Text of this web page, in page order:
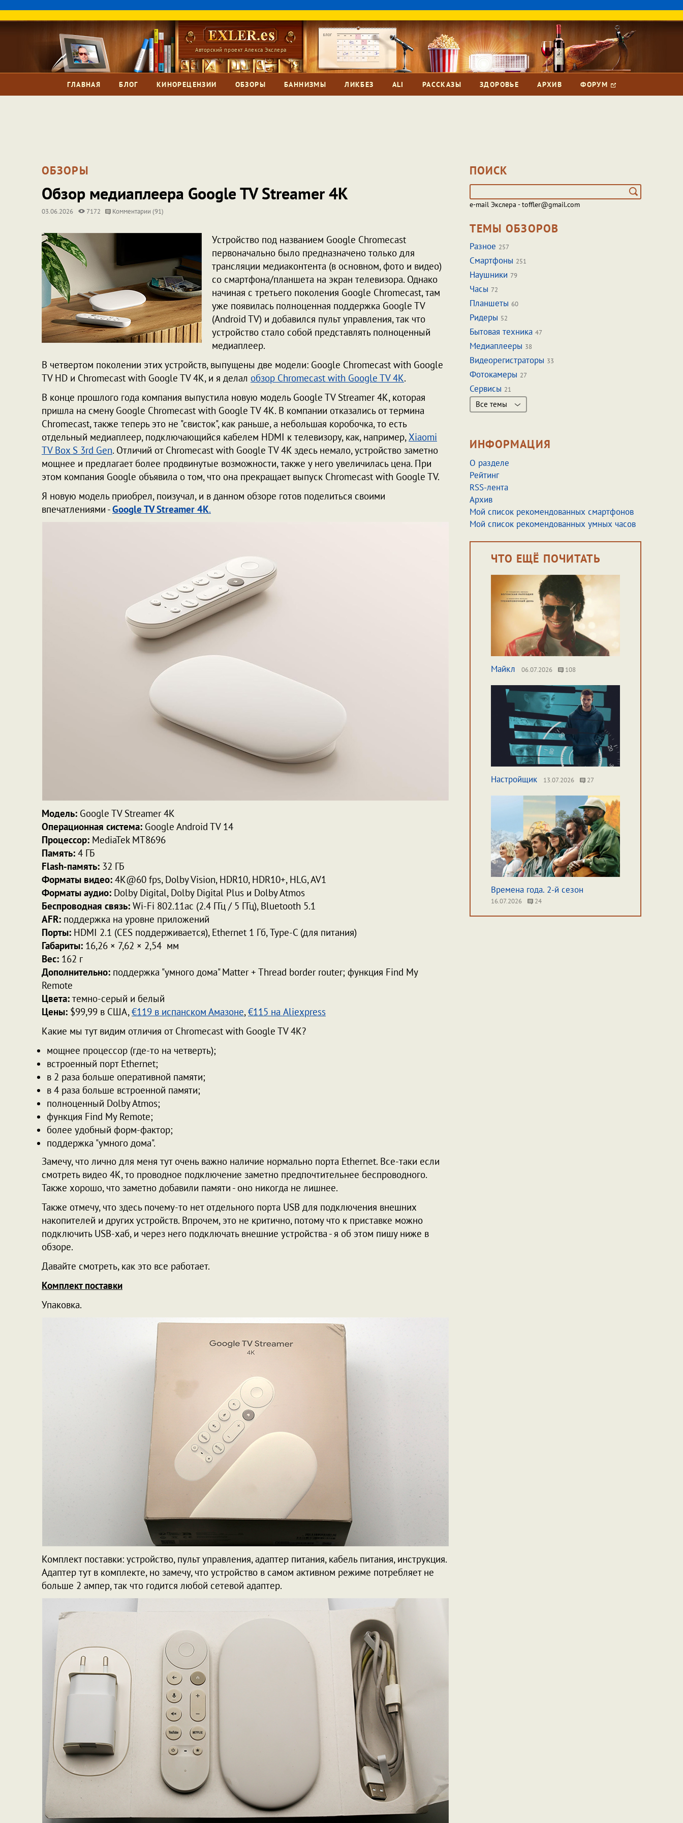
Авторский проект Алекса Экслера
ГЛАВНАЯ БЛОГ КИНОРЕЦЕНЗИИ ОБЗОРЫ БАННИЗМЫ ЛИКБЕЗ ALI РАССКАЗЫ ЗДОРОВЬЕ АРХИВ ФОРУМ
ОБЗОРЫ
Обзор медиаплеера Google TV Streamer 4K
03.06.2026 7172 Комментарии (91)
Устройство под названием Google Chromecast
первоначально было предназначено только для
трансляции медиаконтента (в основном, фото и видео)
со смартфона/планшета на экран телевизора. Однако
начиная с третьего поколения Google Chromecast, там
уже появилась полноценная поддержка Google TV
(Android TV) и добавился пульт управления, так что
устройство стало собой представлять полноценный
медиаплеер.
В четвертом поколении этих устройств, выпущены две модели: Google Chromecast with Google
TV HD и Chromecast with Google TV 4K, и я делал обзор Chromecast with Google TV 4K.
В конце прошлого года компания выпустила новую модель Google TV Streamer 4K, которая
пришла на смену Google Chromecast with Google TV 4K. В компании отказались от термина
Chromecast, также теперь это не "свисток", как раньше, а небольшая коробочка, то есть
отдельный медиаплеер, подключающийся кабелем HDMI к телевизору, как, например,Xiaomi
TV Box S 3rd Gen. Отличий от Chromecast with Google TV 4K здесь немало, устройство заметно
мощнее и предлагает более продвинутые возможности, также у него увеличилась цена. При
этом компания Google объявила о том, что она прекращает выпуск Chromecast with Google TV.
Я новую модель приобрел, поизучал, и в данном обзоре готов поделиться своими
впечатлениями -Google TV Streamer 4K.
Модель: Google TV Streamer 4K
Операционная система: Google Android TV 14
Процессор: MediaTek MT8696
Память: 4 ГБ
Flash-память: 32 ГБ
Форматы видео: 4K@60 fps, Dolby Vision, HDR10, HDR10+, HLG, AV1
Форматы аудио: Dolby Digital, Dolby Digital Plus и Dolby Atmos
Беспроводная связь: Wi-Fi 802.11ac (2.4 ГГц / 5 ГГц), Bluetooth 5.1
AFR: поддержка на уровне приложений
Порты: HDMI 2.1 (CES поддерживается), Ethernet 1 Гб, Type-C (для питания)
Габариты: 16,26 × 7,62 × 2,54 мм
Вес: 162 г
Дополнительно: поддержка "умного дома" Matter + Thread border router; функция Find My
Remote
Цвета: темно-серый и белый
Цены: $99,99 в США,€119 в испанском Амазоне,€115 на Aliexpress
Какие мы тут видим отличия от Chromecast with Google TV 4K?
мощнее процессор (где-то на четверть);
встроенный порт Ethernet;
в 2 раза больше оперативной памяти;
в 4 раза больше встроенной памяти;
полноценный Dolby Atmos;
функция Find My Remote;
более удобный форм-фактор;
поддержка "умного дома".
Замечу, что лично для меня тут очень важно наличие нормально порта Ethernet. Все-таки если
смотреть видео 4K, то проводное подключение заметно предпочтительнее беспроводного.
Также хорошо, что заметно добавили памяти - оно никогда не лишнее.
Также отмечу, что здесь почему-то нет отдельного порта USB для подключения внешних
накопителей и других устройств. Впрочем, это не критично, потому что к приставке можно
подключить USB-хаб, и через него подключать внешние устройства - я об этом пишу ниже в
обзоре.
Давайте смотреть, как это все работает.
Комплект поставки
Упаковка.
Комплект поставки: устройство, пульт управления, адаптер питания, кабель питания, инструкция.
Адаптер тут в комплекте, но замечу, что устройство в самом активном режиме потребляет не
больше 2 ампер, так что годится любой сетевой адаптер.
ПОИСК
e-mail Экслера - toffler@gmail.com
ТЕМЫ ОБЗОРОВ
Разное 257
Смартфоны 251
Наушники 79
Часы 72
Планшеты 60
Ридеры 52
Бытовая техника 47
Медиаплееры 38
Видеорегистраторы 33
Фотокамеры 27
Сервисы 21
Все темы
ИНФОРМАЦИЯ
О разделе
Рейтинг
RSS-лента
Архив
Мой список рекомендованных смартфонов
Мой список рекомендованных умных часов
ЧТО ЕЩЁ ПОЧИТАТЬ
Майкл 06.07.2026 108
Настройщик 13.07.2026 27
Времена года. 2-й сезон
16.07.2026 24